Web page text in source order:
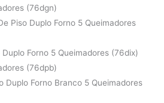
(76dgn)
Piso Duplo Forno 5 Queimadores
Forno 5 Queimadores (76dix)
(76dpb)
Duplo Forno Branco 5 Queimadores